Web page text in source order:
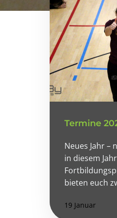
Termine
Neues Jahr –
in diesem
bieten euch
19 Januar